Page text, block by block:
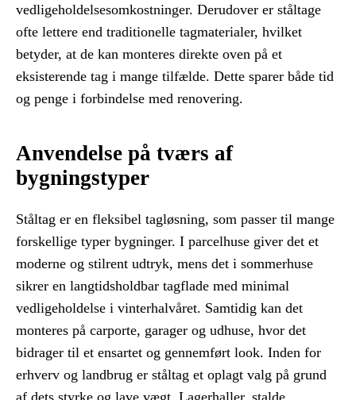
vedligeholdelsesomkostninger. Derudover er ståltage
ofte lettere end traditionelle tagmaterialer, hvilket
betyder, at de kan monteres direkte oven på et
eksisterende tag i mange tilfælde. Dette sparer både tid
og penge i forbindelse med renovering.
Anvendelse på tværs af
bygningstyper
Ståltag er en fleksibel tagløsning, som passer til mange
forskellige typer bygninger. I parcelhuse giver det et
moderne og stilrent udtryk, mens det i sommerhuse
sikrer en langtidsholdbar tagflade med minimal
vedligeholdelse i vinterhalvåret. Samtidig kan det
monteres på carporte, garager og udhuse, hvor det
bidrager til et ensartet og gennemført look. Inden for
erhverv og landbrug er ståltag et oplagt valg på grund